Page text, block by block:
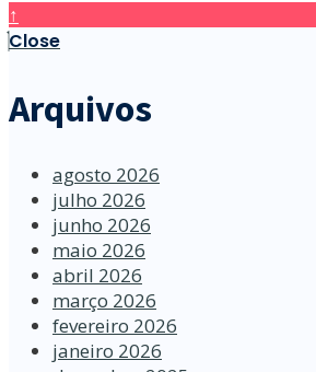
↑
Close
Arquivos
agosto 2026
julho 2026
junho 2026
maio 2026
abril 2026
março 2026
fevereiro 2026
janeiro 2026